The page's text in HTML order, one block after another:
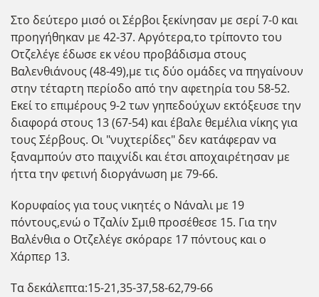
Στο δεύτερο μισό οι Σέρβοι ξεκίνησαν με σερί 7-0 και
προηγήθηκαν με 42-37. Αργότερα,το τρίποντο του
Οτζελέγε έδωσε εκ νέου προβάδισμα στους
Βαλενθιάνους (48-49),με τις δύο ομάδες να πηγαίνουν
στην τέταρτη περίοδο από την αφετηρία του 58-52.
Εκεί το επιμέρους 9-2 των γηπεδούχων εκτόξευσε την
διαφορά στους 13 (67-54) και έβαλε θεμέλια νίκης για
τους Σέρβους. Οι "νυχτερίδες" δεν κατάφεραν να
ξαναμπούν στο παιχνίδι και έτσι αποχαιρέτησαν με
ήττα την φετινή διοργάνωση με 79-66.
Κορυφαίος για τους νικητές ο Νάναλι με 19
πόντους,ενώ ο Τζαλίν Σμιθ προσέθεσε 15. Για την
Βαλένθια ο Οτζελέγε σκόραρε 17 πόντους και ο
Χάρπερ 13.
Τα δεκάλεπτα:15-21,35-37,58-62,79-66